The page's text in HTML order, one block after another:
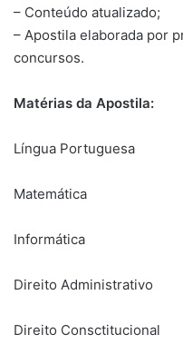
– Conteúdo atualizado;
– Apostila elaborada por
concursos.
Matérias da Apostila:
Língua Portuguesa
Matemática
Informática
Direito Administrativo
Direito Consctitucional